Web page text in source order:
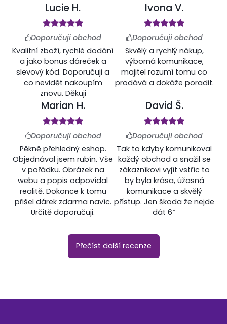
Lucie H.
Doporučuji obchod
Kvalitní zboží, rychlé dodání
a jako bonus dáreček a
slevový kód. Doporučuji a
co nevidět nakoupím
znovu. Děkuji
Ivona V.
Doporučuji obchod
Skvělý a rychlý nákup,
výborná komunikace,
majitel rozumí tomu co
prodává a dokáže poradit.
Marian H.
Doporučuji obchod
Pěkně přehledný eshop.
Objednával jsem rubín. Vše
v pořádku. Obrázek na
webu a popis odpovídal
realitě. Dokonce k tomu
přišel dárek zdarma navíc.
Určitě doporučuji.
David Š.
Doporučuji obchod
Tak to kdyby komunikoval
každý obchod a snažil se
zákazníkovi vyjít vstříc to
by byla krása, úžasná
komunikace a skvělý
přístup. Jen škoda že nejde
dát 6*
Přečíst další recenze